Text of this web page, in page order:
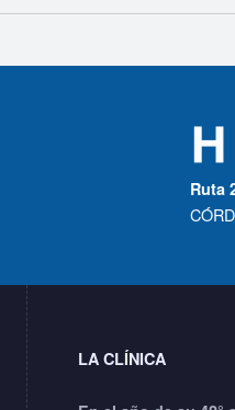
Ruta
LA CLÍNICA